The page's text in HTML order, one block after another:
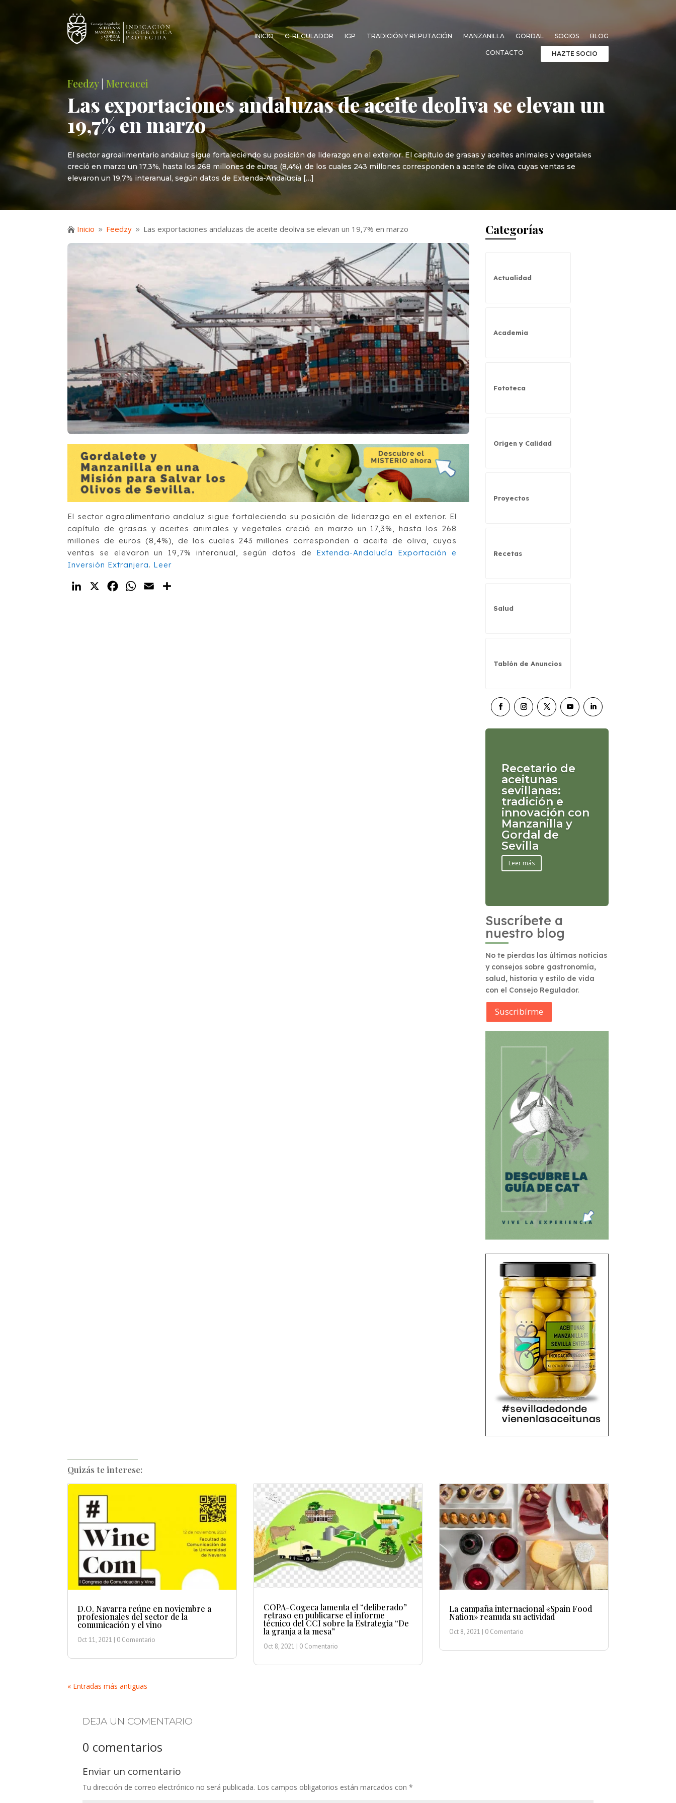
INICIO C. REGULADOR IGP TRADICIÓN Y REPUTACIÓN MANZANILLA GORDAL SOCIOS BLOG
CONTACTO HAZTE SOCIO
Feedzy|Mercacei
Las exportaciones andaluzas de aceite deoliva se elevan un
19,7% en marzo
El sector agroalimentario andaluz sigue fortaleciendo su posición de liderazgo en el exterior. El capítulo de grasas y aceites animales y vegetales
creció en marzo un 17,3%, hasta los 268 millones de euros (8,4%), de los cuales 243 millones corresponden a aceite de oliva, cuyas ventas se
elevaron un 19,7% interanual, según datos de Extenda-Andalucía […]
 Inicio 9 Feedzy 9 Las exportaciones andaluzas de aceite deoliva se elevan un 19,7% en marzo
El sector agroalimentario andaluz sigue fortaleciendo su posición de liderazgo en el exterior. El
capítulo de grasas y aceites animales y vegetales creció en marzo un 17,3%, hasta los 268
millones de euros (8,4%), de los cuales 243 millones corresponden a aceite de oliva, cuyas
ventas se elevaron un 19,7% interanual, según datos de Extenda-Andalucía Exportación e
Inversión Extranjera. Leer
LinkedIn
X FacebookWhatsApp
Email
Categorías
Actualidad
Academia
Fototeca
Origen y Calidad
Proyectos
Recetas
Salud
Tablón de Anuncios
Recetario de
aceitunas
sevillanas:
tradición e
innovación con
Manzanilla y
Gordal de
Sevilla
Leer más
Suscríbete a
nuestro blog
No te pierdas las últimas noticias
y consejos sobre gastronomía,
salud, historia y estilo de vida
con el Consejo Regulador.
Suscribírme
Quizás te interese:
D.O. Navarra reúne en noviembre a
profesionales del sector de la
comunicación y el vino
Oct 11, 2021 | 0 Comentario
COPA-Cogeca lamenta el “deliberado”
retraso en publicarse el informe
técnico del CCI sobre la Estrategia “De
la granja a la mesa”
Oct 8, 2021 | 0 Comentario
La campaña internacional «Spain Food
Nation» reanuda su actividad
Oct 8, 2021 | 0 Comentario
« Entradas más antiguas
DEJA UN COMENTARIO
0 comentarios
Enviar un comentario
Tu dirección de correo electrónico no será publicada. Los campos obligatorios están marcados con*